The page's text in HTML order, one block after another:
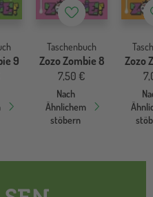
9
Merkzettel
Taschenbuch
Zozo Zombie 8
7,50 €
Nach
Ähnlichem
stöbern
Zozo